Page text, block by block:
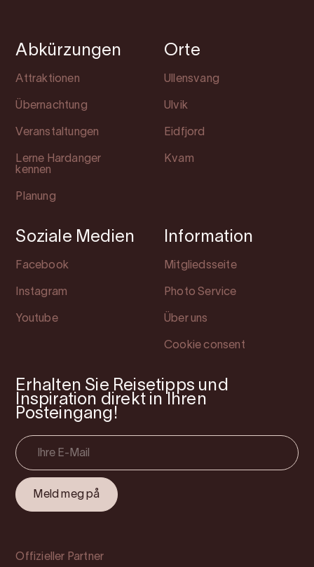
Abkürzungen
Attraktionen
Übernachtung
Veranstaltungen
Lerne Hardanger
kennen
Planung
Orte
Ullensvang
Ulvik
Eidfjord
Kvam
Soziale Medien
Facebook
Instagram
Youtube
Information
Mitgliedsseite
Photo Service
Über uns
Cookie consent
Erhalten Sie Reisetipps und
Inspiration direkt in Ihren
Posteingang!
Offizieller Partner